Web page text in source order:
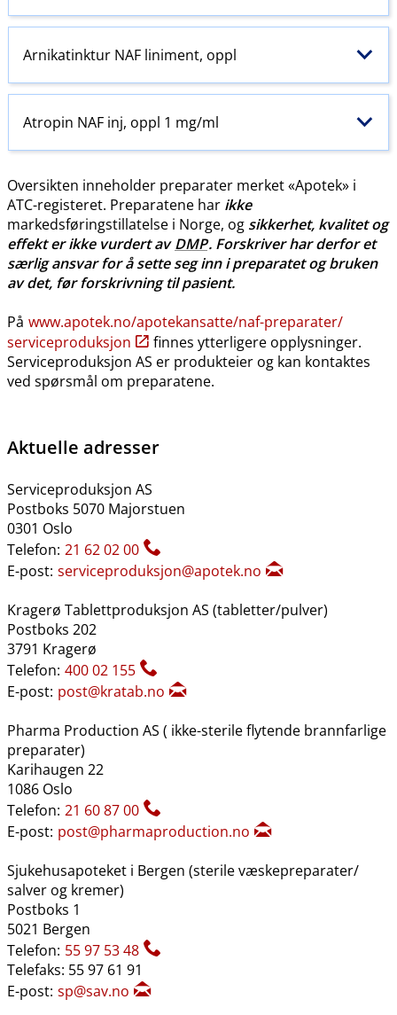
Arnikatinktur NAF liniment, oppl
Atropin NAF inj, oppl 1 mg/ml
Oversikten inneholder preparater merket «Apotek» i
ATC-registeret. Preparatene har ikke
markedsføringstillatelse i Norge, og sikkerhet, kvalitet og
effekt er ikke vurdert avDMP. Forskriver har derfor et
særlig ansvar for å sette seg inn i preparatet og bruken
av det, før forskrivning til pasient.
På www.apotek.no​/​apotekansatte​/​naf-preparater​/​
serviceproduksjon
finnes ytterligere opplysninger.
Serviceproduksjon AS er produkteier og kan kontaktes
ved spørsmål om preparatene.
Aktuelle adresser
Serviceproduksjon AS
Postboks 5070 Majorstuen
0301 Oslo
Telefon: 21 62 02 00
E-post: serviceproduksjon@apotek.no
Kragerø Tablettproduksjon AS (tabletter​/​pulver)
Postboks 202
3791 Kragerø
Telefon: 400 02 155
E-post: post@kratab.no
Pharma Production AS ( ikke-sterile flytende brannfarlige
preparater)
Karihaugen 22
1086 Oslo
Telefon: 21 60 87 00
E-post: post@pharmaproduction.no
Sjukehusapoteket i Bergen (sterile væskepreparater​/​
salver og kremer)
Postboks 1
5021 Bergen
Telefon: 55 97 53 48
Telefaks: 55 97 61 91
E-post: sp@sav.no